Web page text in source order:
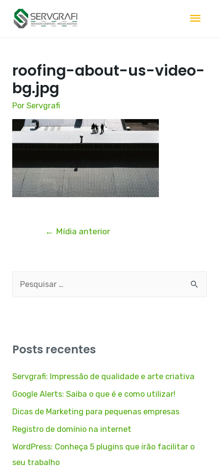
roofing-about-us-video-
bg.jpg
PorServgrafi
← Mídia anterior
Posts recentes
Servgrafi: Impressão de qualidade e arte criativa
Google Alerts: Saiba o que é e como utilizar!
Dicas de Marketing para pequenas empresas
Registro de domínio na internet
WordPress: Conheça 5 plugins que irão facilitar o
seu trabalho